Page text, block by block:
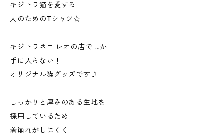
キジトラ猫を愛する
人のためのTシャツ☆
キジトラネコ レオの店でしか
手に入らない！
オリジナル猫グッズです♪
しっかりと厚みのある生地を
採用しているため
着崩れがしにくく